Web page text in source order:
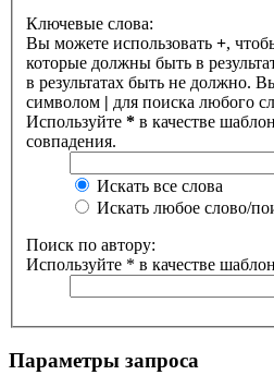
Ключевые слова:
Вы можете использовать +,
которые должны быть в
в результатах быть не должно.
символом | для поиска любого
Используйте * в качестве
совпадения.
Искать все слова
Искать любое слово/
Поиск по автору:
Используйте * в качестве
Параметры запроса